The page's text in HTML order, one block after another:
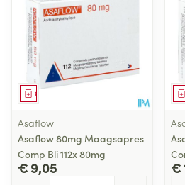
Geneesmiddel
Asaflow
Asaflow 80mg Maagsapres
Comp Bli 112x 80mg
€ 9,05 €